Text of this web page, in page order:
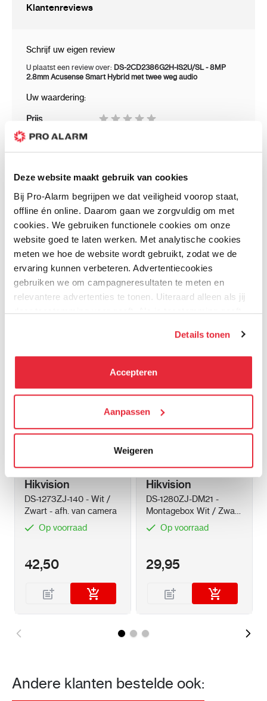
Deze website maakt gebruik van cookies
Bij Pro-Alarm begrijpen we dat veiligheid voorop staat,
offline én online. Daarom gaan we zorgvuldig om met
cookies. We gebruiken functionele cookies om onze
website goed te laten werken. Met analytische cookies
meten we hoe de website wordt gebruikt, zodat we de
ervaring kunnen verbeteren. Advertentiecookies
gebruiken we om campagneresultaten te meten en
relevantere advertenties te tonen. Uiteraard alleen als jij
daar toestemming voor geeft. Als je toestemming geeft,
kunnen deze gegevens combineren met informatie die zij
hebben verzameld via het gebruik van hun diensten. Je
kunt alle cookies accepteren, alleen noodzakelijke
We werken samen met21 derden
die uw gegevens
kunnen ontvangen en verwerken.
Details tonen
Accepteren
Aanpassen
Weigeren
Video en Compressie
H.264+, H.264
Maximale Beeldsnelheid: 30 fps bij 8 MP
Bitrate Controle: CBR/VBR
Region of Interest (ROI): 1 vast regio voor
Substream: Ondersteunt
H.265/H.264/MJPEG
Audio
Tweerichtingsaudio: Ja, met ingebouwde
microfoon en luidspreker
Audioformaten: G.711, G.726, MP2L2, MP3,
AAC-LC
Ingang/Uitgang: Line in/line out via
terminal blokken
AcuSense: Diepe leertechnologie voor het
Perimeterbescherming: Lijnoverschrijding,
inbraak, gebiedsinhoud/uitgang
Slimme gebeurtenissen: Scene change,
Alarmen: Geluid, stroboscooplicht,
FTP/NAS uploaden, e-mailmeldingen, en
externe alarmoutput
10/100 Mbps
Opslag: MicroSD-kaartsleuf (tot 512 GB),
Beveiliging: HTTPS encryptie, 802.1X,
Klantenreviews
Schrijf uw eigen review
U plaatst een review over: DS-2CD2386G2H-IS2U/SL - 8MP
2.8mm Acusense Smart Hybrid met twee weg audio
Uw waardering:
Prijs
Prijs / Kwaliteit
Kwaliteit
Samenvatting
Review
Review versturen
Bijbehorende producten
Hikvision
DS-1273ZJ-140 - Wit /
Zwart - afh. van camera
Op voorraad
42,50
Hikvision
DS-1280ZJ-DM21 -
Montagebox Wit / Zwart
- afh. van camera
Op voorraad
29,95
Andere klanten bestelde ook: